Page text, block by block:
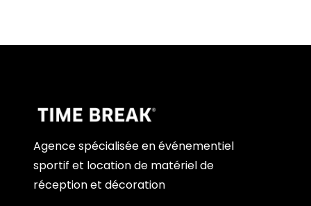
Agence spécialisée en événementiel
sportif et location de matériel de
réception et décoration